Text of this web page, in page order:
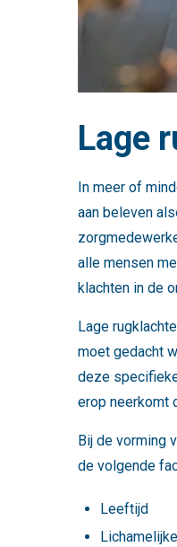
Lage
In meer of
aan beleven
alle mensen
klachten in de
Lage
moet gedacht
deze
erop neerkomt
Bij de vorming
de volgende
Leeftijd